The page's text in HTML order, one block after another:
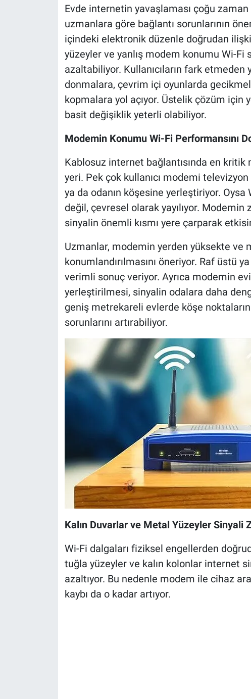
Evde internetin yavaşlaması çoğu zaman
uzmanlara göre bağlantı sorunlarının
içindeki elektronik düzenle doğrudan
yüzeyler ve yanlış modem konumu Wi-
azaltabiliyor. Kullanıcıların fark
donmalara, çevrim içi oyunlarda
kopmalara yol açıyor. Üstelik çözüm için
basit değişiklik yeterli olabiliyor.
Modemin Konumu Wi-Fi Performansını
Kablosuz internet bağlantısında en
yeri. Pek çok kullanıcı modemi
ya da odanın köşesine yerleştiriyor.
değil, çevresel olarak yayılıyor.
sinyalin önemli kısmı yere çarparak
Uzmanlar, modemin yerden yüksekte ve
konumlandırılmasını öneriyor. Raf üstü
verimli sonuç veriyor. Ayrıca modemin
yerleştirilmesi, sinyalin odalara daha
geniş metrekareli evlerde köşe
sorunlarını artırabiliyor.
Kalın Duvarlar ve Metal Yüzeyler Sinyali
Wi-Fi dalgaları fiziksel engellerden
tuğla yüzeyler ve kalın kolonlar internet
azaltıyor. Bu nedenle modem ile cihaz
kaybı da o kadar artıyor.